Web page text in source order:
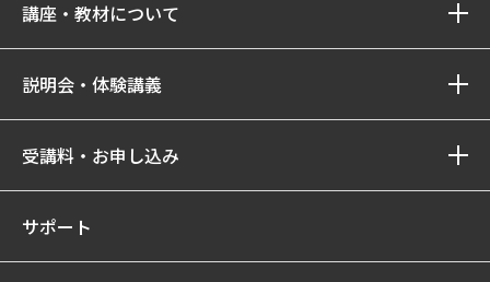
講座・教材について
説明会・体験講義
受講料・お申し込み
サポート